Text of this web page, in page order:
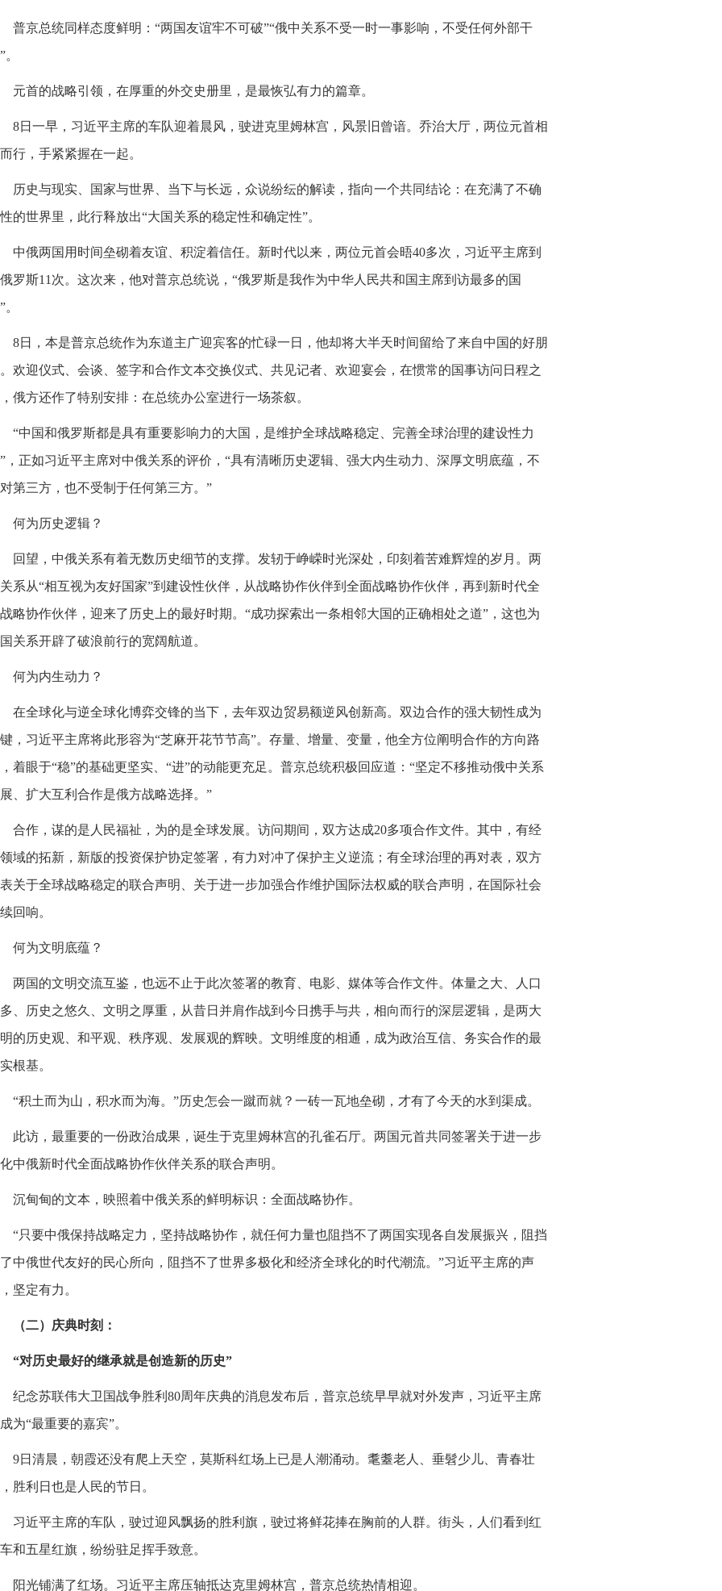
普京总统同样态度鲜明：“两国友谊牢不可破”“俄中关系不受一时一事影响，不受任何外部干
元首的战略引领，在厚重的外交史册里，是最恢弘有力的篇章。
8日一早，习近平主席的车队迎着晨风，驶进克里姆林宫，风景旧曾谙。乔治大厅，两位元首相
行，手紧紧握在一起。
历史与现实、国家与世界、当下与长远，众说纷纭的解读，指向一个共同结论：在充满了不确
的世界里，此行释放出“大国关系的稳定性和确定性”。
中俄两国用时间垒砌着友谊、积淀着信任。新时代以来，两位元首会晤40多次，习近平主席到
罗斯11次。这次来，他对普京总统说，“俄罗斯是我作为中华人民共和国主席到访最多的国
8日，本是普京总统作为东道主广迎宾客的忙碌一日，他却将大半天时间留给了来自中国的好朋
欢迎仪式、会谈、签字和合作文本交换仪式、共见记者、欢迎宴会，在惯常的国事访问日程之
俄方还作了特别安排：在总统办公室进行一场茶叙。
“中国和俄罗斯都是具有重要影响力的大国，是维护全球战略稳定、完善全球治理的建设性力
，正如习近平主席对中俄关系的评价，“具有清晰历史逻辑、强大内生动力、深厚文明底蕴，不
第三方，也不受制于任何第三方。”
何为历史逻辑？
回望，中俄关系有着无数历史细节的支撑。发轫于峥嵘时光深处，印刻着苦难辉煌的岁月。两
系从“相互视为友好国家”到建设性伙伴，从战略协作伙伴到全面战略协作伙伴，再到新时代全
略协作伙伴，迎来了历史上的最好时期。“成功探索出一条相邻大国的正确相处之道”，这也为
关系开辟了破浪前行的宽阔航道。
何为内生动力？
在全球化与逆全球化博弈交锋的当下，去年双边贸易额逆风创新高。双边合作的强大韧性成为
，习近平主席将此形容为“芝麻开花节节高”。存量、增量、变量，他全方位阐明合作的方向路
着眼于“稳”的基础更坚实、“进”的动能更充足。普京总统积极回应道：“坚定不移推动俄中关系
、扩大互利合作是俄方战略选择。”
合作，谋的是人民福祉，为的是全球发展。访问期间，双方达成20多项合作文件。其中，有经
域的拓新，新版的投资保护协定签署，有力对冲了保护主义逆流；有全球治理的再对表，双方
关于全球战略稳定的联合声明、关于进一步加强合作维护国际法权威的联合声明，在国际社会
回响。
何为文明底蕴？
两国的文明交流互鉴，也远不止于此次签署的教育、电影、媒体等合作文件。体量之大、人口
、历史之悠久、文明之厚重，从昔日并肩作战到今日携手与共，相向而行的深层逻辑，是两大
的历史观、和平观、秩序观、发展观的辉映。文明维度的相通，成为政治互信、务实合作的最
根基。
“积土而为山，积水而为海。”历史怎会一蹴而就？一砖一瓦地垒砌，才有了今天的水到渠成。
此访，最重要的一份政治成果，诞生于克里姆林宫的孔雀石厅。两国元首共同签署关于进一步
中俄新时代全面战略协作伙伴关系的联合声明。
沉甸甸的文本，映照着中俄关系的鲜明标识：全面战略协作。
“只要中俄保持战略定力，坚持战略协作，就任何力量也阻挡不了两国实现各自发展振兴，阻挡
中俄世代友好的民心所向，阻挡不了世界多极化和经济全球化的时代潮流。”习近平主席的声
坚定有力。
（二）庆典时刻：
“对历史最好的继承就是创造新的历史”
纪念苏联伟大卫国战争胜利80周年庆典的消息发布后，普京总统早早就对外发声，习近平主席
为“最重要的嘉宾”。
9日清晨，朝霞还没有爬上天空，莫斯科红场上已是人潮涌动。耄耋老人、垂髫少儿、青春壮
胜利日也是人民的节日。
习近平主席的车队，驶过迎风飘扬的胜利旗，驶过将鲜花捧在胸前的人群。街头，人们看到红
和五星红旗，纷纷驻足挥手致意。
阳光铺满了红场。习近平主席压轴抵达克里姆林宫，普京总统热情相迎。